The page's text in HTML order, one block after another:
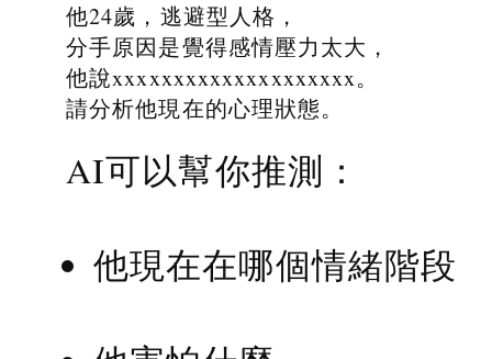
他24歲，逃避型人格，
分手原因是覺得感情壓力太大，
他說xxxxxxxxxxxxxxxxxxxx。
請分析他現在的心理狀態。
AI可以幫你推測：
他現在在哪個情緒階段